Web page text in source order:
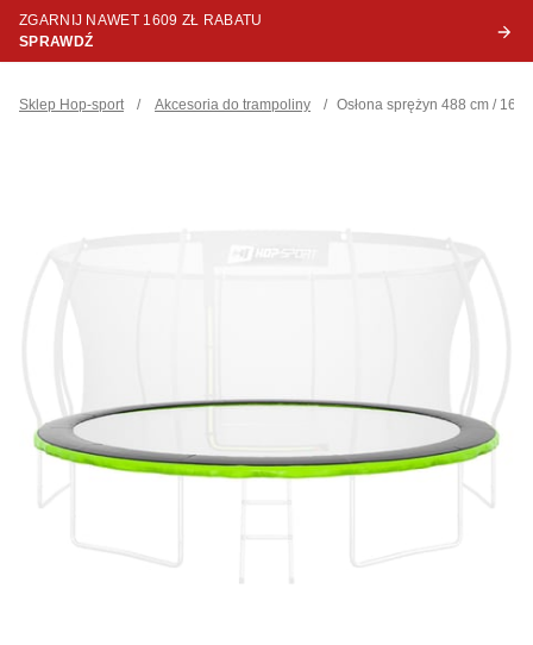
ZGARNIJ NAWET 1609 ZŁ RABATU
SPRAWDŹ
Sklep Hop-sport / Akcesoria do trampoliny / Osłona sprężyn 488 cm /